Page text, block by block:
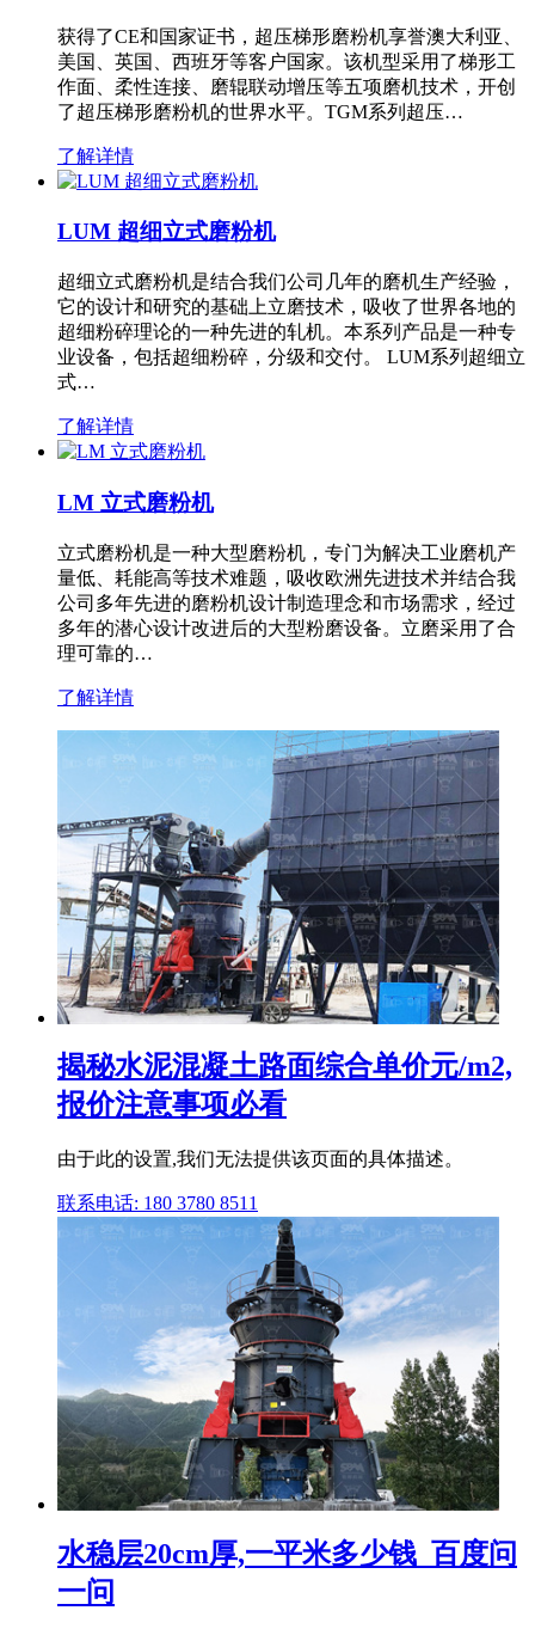
获得了CE和国家证书，超压梯形磨粉机享誉澳大利亚、
美国、英国、西班牙等客户国家。该机型采用了梯形工
作面、柔性连接、磨辊联动增压等五项磨机技术，开创
了超压梯形磨粉机的世界水平。TGM系列超压…
了解详情
LUM 超细立式磨粉机
超细立式磨粉机是结合我们公司几年的磨机生产经验，
它的设计和研究的基础上立磨技术，吸收了世界各地的
超细粉碎理论的一种先进的轧机。本系列产品是一种专
业设备，包括超细粉碎，分级和交付。 LUM系列超细立
式…
了解详情
LM 立式磨粉机
立式磨粉机是一种大型磨粉机，专门为解决工业磨机产
量低、耗能高等技术难题，吸收欧洲先进技术并结合我
公司多年先进的磨粉机设计制造理念和市场需求，经过
多年的潜心设计改进后的大型粉磨设备。立磨采用了合
理可靠的…
了解详情
揭秘水泥混凝土路面综合单价元/m2,
报价注意事项必看
由于此的设置,我们无法提供该页面的具体描述。
联系电话: 180 3780 8511
水稳层20cm厚,一平米多少钱_百度问
一问